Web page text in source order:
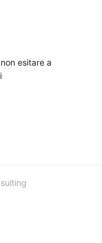
esitare a